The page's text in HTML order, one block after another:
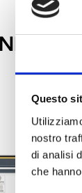
Questo
nostro
di analisi
che